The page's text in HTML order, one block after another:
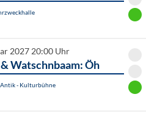
2027 20:00 Uhr
Watschnbaam: Öh
- Kulturbühne